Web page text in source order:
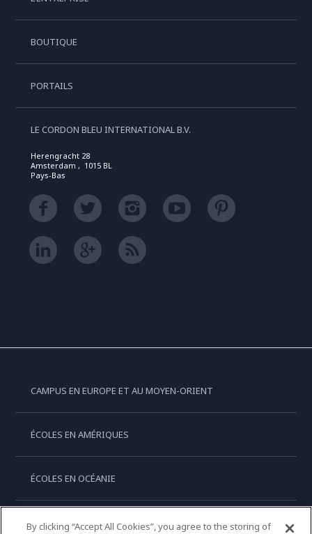
BOUTIQUE
PORTAILS
LE CORDON BLEU INTERNATIONAL B.V.
Herengracht 28
Amsterdam , 1015 BL
Pays-Bas
CAMPUS EN EUROPE ET AU MOYEN-ORIENT
ÉCOLES EN AMÉRIQUES
ÉCOLES EN OCÉANIE
ÉCOLES EN ASIE
By clicking “Accept All Cookies”, you agree to the storing of